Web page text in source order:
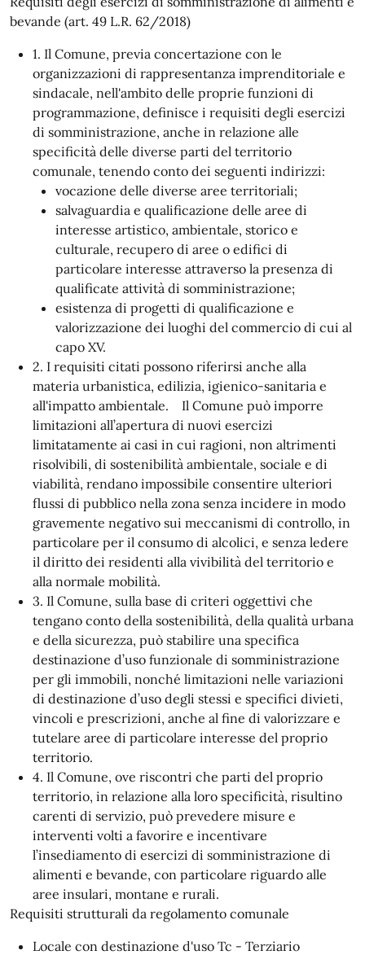
bevande (art. 49 L.R. 62/2018)
1. Il Comune, previa concertazione con le
organizzazioni di rappresentanza imprenditoriale e
sindacale, nell'ambito delle proprie funzioni di
programmazione, definisce i requisiti degli esercizi
di somministrazione, anche in relazione alle
specificità delle diverse parti del territorio
comunale, tenendo conto dei seguenti indirizzi:
vocazione delle diverse aree territoriali;
salvaguardia e qualificazione delle aree di
interesse artistico, ambientale, storico e
culturale, recupero di aree o edifici di
particolare interesse attraverso la presenza di
qualificate attività di somministrazione;
esistenza di progetti di qualificazione e
valorizzazione dei luoghi del commercio di cui al
capo XV.
2. I requisiti citati possono riferirsi anche alla
materia urbanistica, edilizia, igienico-sanitaria e
all'impatto ambientale. Il Comune può imporre
limitazioni all’apertura di nuovi esercizi
limitatamente ai casi in cui ragioni, non altrimenti
risolvibili, di sostenibilità ambientale, sociale e di
viabilità, rendano impossibile consentire ulteriori
flussi di pubblico nella zona senza incidere in modo
gravemente negativo sui meccanismi di controllo, in
particolare per il consumo di alcolici, e senza ledere
il diritto dei residenti alla vivibilità del territorio e
alla normale mobilità.
3. Il Comune, sulla base di criteri oggettivi che
tengano conto della sostenibilità, della qualità urbana
e della sicurezza, può stabilire una specifica
destinazione d’uso funzionale di somministrazione
per gli immobili, nonché limitazioni nelle variazioni
di destinazione d’uso degli stessi e specifici divieti,
vincoli e prescrizioni, anche al fine di valorizzare e
tutelare aree di particolare interesse del proprio
territorio.
4. Il Comune, ove riscontri che parti del proprio
territorio, in relazione alla loro specificità, risultino
carenti di servizio, può prevedere misure e
interventi volti a favorire e incentivare
l’insediamento di esercizi di somministrazione di
alimenti e bevande, con particolare riguardo alle
aree insulari, montane e rurali.
Requisiti strutturali da regolamento comunale
Locale con destinazione d'uso Tc - Terziario